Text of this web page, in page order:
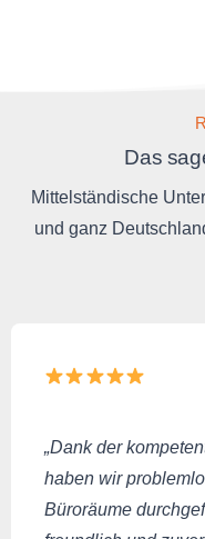
Das
Mittelständische
und ganz
„Dank der
haben wir
Büroräume